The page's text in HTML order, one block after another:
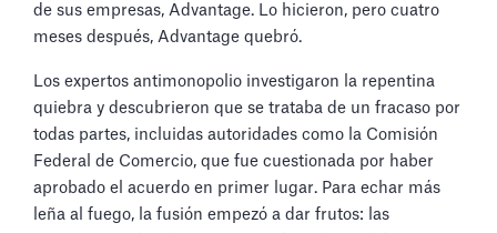
de sus empresas, Advantage. Lo hicieron, pero cuatro
meses después, Advantage quebró.
Los expertos antimonopolio investigaron la repentina
quiebra y descubrieron que se trataba de un fracaso por
todas partes, incluidas autoridades como la Comisión
Federal de Comercio, que fue cuestionada por haber
aprobado el acuerdo en primer lugar. Para echar más
leña al fuego, la fusión empezó a dar frutos: las